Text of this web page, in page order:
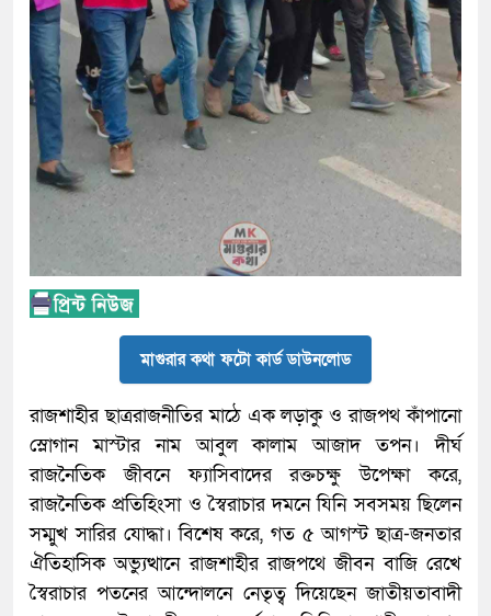
মাগুরার কথা ফটো কার্ড ডাউনলোড
রাজশাহীর ছাত্ররাজনীতির মাঠে এক লড়াকু ও রাজপথ কাঁপানো
স্লোগান মাস্টার নাম আবুল কালাম আজাদ তপন। দীর্ঘ
রাজনৈতিক জীবনে ফ্যাসিবাদের রক্তচক্ষু উপেক্ষা করে,
রাজনৈতিক প্রতিহিংসা ও স্বৈরাচার দমনে যিনি সবসময় ছিলেন
সম্মুখ সারির যোদ্ধা। বিশেষ করে, গত ৫ আগস্ট ছাত্র-জনতার
ঐতিহাসিক অভ্যুত্থানে রাজশাহীর রাজপথে জীবন বাজি রেখে
স্বৈরাচার পতনের আন্দোলনে নেতৃত্ব দিয়েছেন জাতীয়তাবাদী